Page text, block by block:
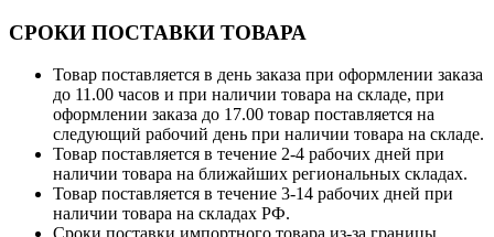
СРОКИ ПОСТАВКИ ТОВАРА
Товар поставляется в день заказа при оформлении заказа
до 11.00 часов и при наличии товара на складе, при
оформлении заказа до 17.00 товар поставляется на
следующий рабочий день при наличии товара на складе.
Товар поставляется в течение 2-4 рабочих дней при
наличии товара на ближайших региональных складах.
Товар поставляется в течение 3-14 рабочих дней при
наличии товара на складах РФ.